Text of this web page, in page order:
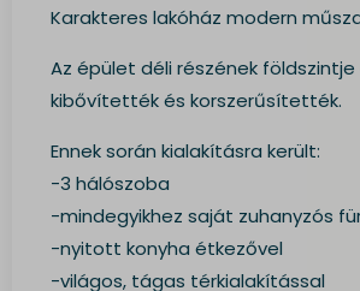
Karakteres lakóház modern
Az épület déli részének
kibővítették és korszerűsítették.
Ennek során kialakításra került:
-3 hálószoba
-mindegyikhez saját zuhanyzós
-nyitott konyha étkezővel
-világos, tágas térkialakítással